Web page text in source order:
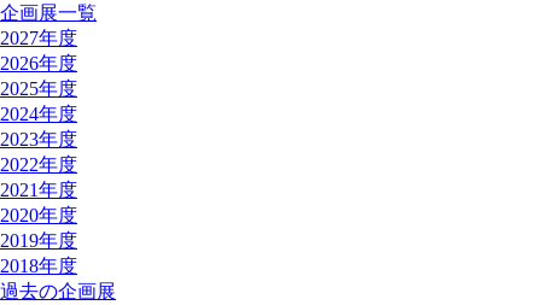
企画展一覧
2027年度
2026年度
2025年度
2024年度
2023年度
2022年度
2021年度
2020年度
2019年度
2018年度
過去の企画展